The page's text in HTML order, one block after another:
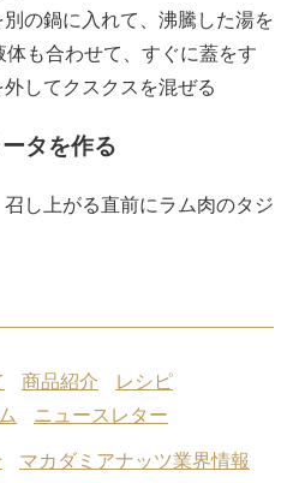
の鍋に入れて、沸騰した湯を
も合わせて、すぐに蓋をす
してクスクスを混ぜる
タを作る
し上がる直前にラム肉のタジ
商品紹介
レシピ
ニュースレター
マカダミアナッツ業界情報